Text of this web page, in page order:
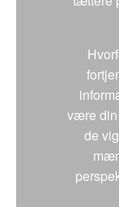
være din
de